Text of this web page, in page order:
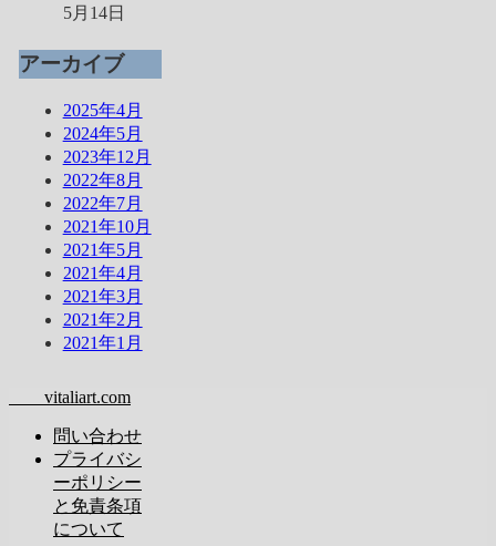
5月14日
アーカイブ
2025年4月
2024年5月
2023年12月
2022年8月
2022年7月
2021年10月
2021年5月
2021年4月
2021年3月
2021年2月
2021年1月
vitaliart.com
問い合わせ
プライバシ
ーポリシー
と免責条項
について